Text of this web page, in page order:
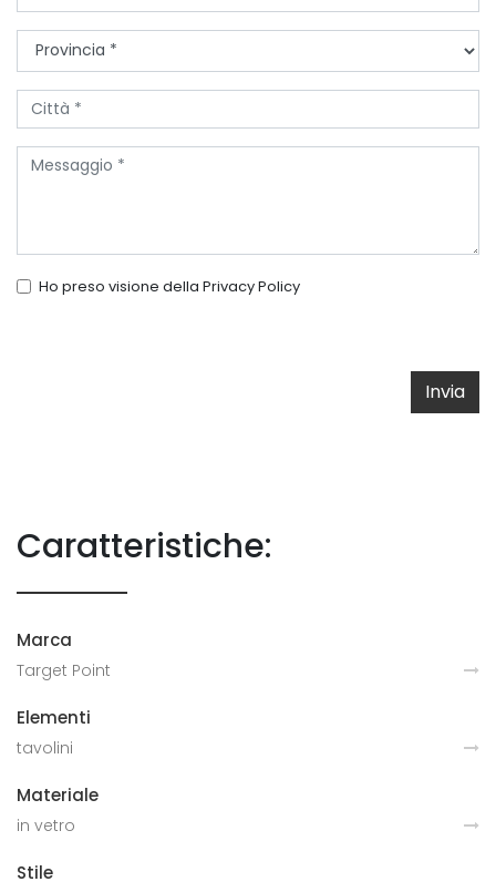
Ho preso visione della Privacy Policy
Invia
Caratteristiche:
Marca
Target Point
Elementi
tavolini
Materiale
in vetro
Stile